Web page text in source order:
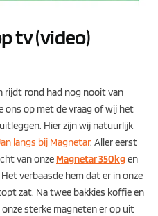
tv (video)
rijdt rond had nog nooit van
ons op met de vraag of wij het
Hier zijn wij natuurlijk
langs bij Magnetar. Aller eerst
van onze Magnetar 350kgen
verbaasde hem dat er in onze
zat. Na twee bakkies koffie en
sterke magneten er op uit